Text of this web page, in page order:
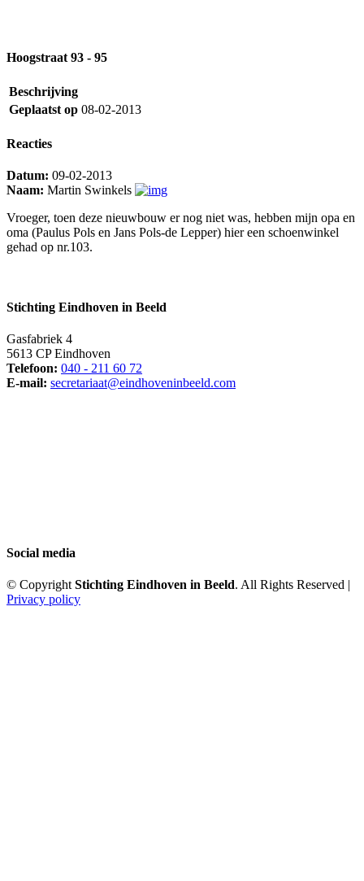
Hoogstraat 93 - 95
Beschrijving
Geplaatst op 08-02-2013
Reacties
Datum: 09-02-2013
Naam: Martin Swinkels
Vroeger, toen deze nieuwbouw er nog niet was, hebben mijn opa en
oma (Paulus Pols en Jans Pols-de Lepper) hier een schoenwinkel
gehad op nr.103.
Stichting Eindhoven in Beeld
Gasfabriek 4
5613 CP Eindhoven
Telefoon: 040 - 211 60 72
E-mail: secretariaat@eindhoveninbeeld.com
Social media
© CopyrightStichting Eindhoven in Beeld. All Rights Reserved |
Privacy policy